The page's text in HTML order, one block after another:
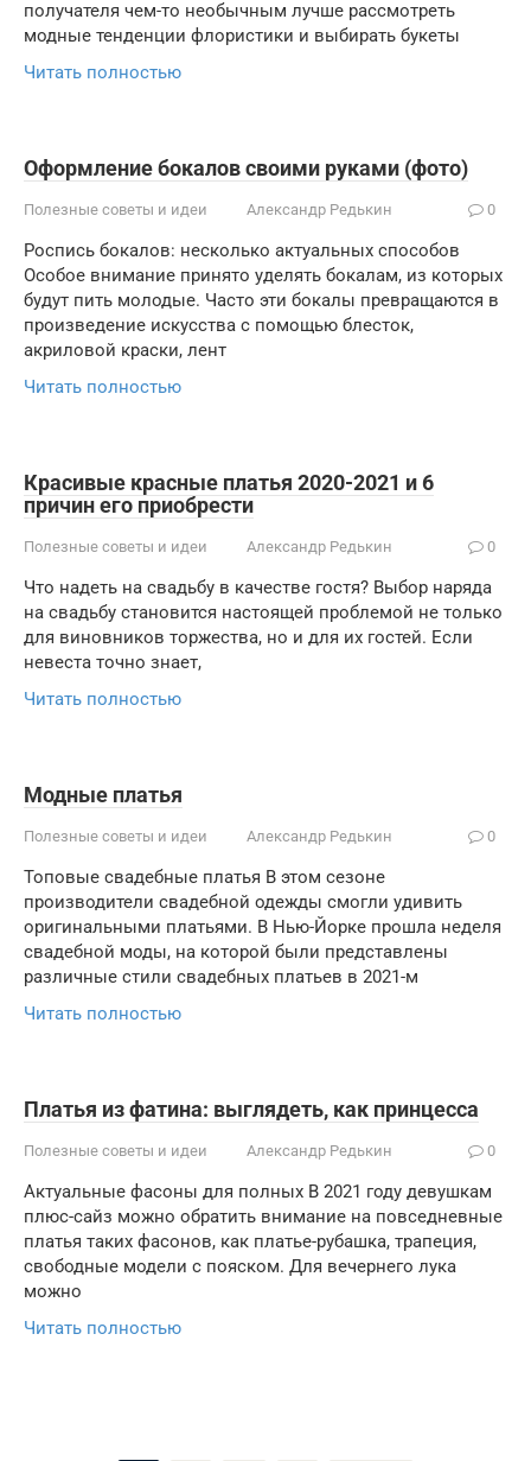
получателя чем-то необычным лучше рассмотреть
модные тенденции флористики и выбирать букеты
Читать полностью
Оформление бокалов своими руками (фото)
Полезные советы и идеи Александр Редькин 0
Роспись бокалов: несколько актуальных способов
Особое внимание принято уделять бокалам, из которых
будут пить молодые. Часто эти бокалы превращаются в
произведение искусства с помощью блесток,
акриловой краски, лент
Читать полностью
Красивые красные платья 2020-2021 и 6
причин его приобрести
Полезные советы и идеи Александр Редькин 0
Что надеть на свадьбу в качестве гостя? Выбор наряда
на свадьбу становится настоящей проблемой не только
для виновников торжества, но и для их гостей. Если
невеста точно знает,
Читать полностью
Модные платья
Полезные советы и идеи Александр Редькин 0
Топовые свадебные платья В этом сезоне
производители свадебной одежды смогли удивить
оригинальными платьями. В Нью-Йорке прошла неделя
свадебной моды, на которой были представлены
различные стили свадебных платьев в 2021-м
Читать полностью
Платья из фатина: выглядеть, как принцесса
Полезные советы и идеи Александр Редькин 0
Актуальные фасоны для полных В 2021 году девушкам
плюс-сайз можно обратить внимание на повседневные
платья таких фасонов, как платье-рубашка, трапеция,
свободные модели с пояском. Для вечернего лука
можно
Читать полностью